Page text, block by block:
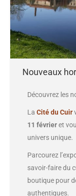
Nouveaux
Découvrez les
LaCité du Cuir
11 févrieret
univers unique.
Parcourez
savoir-faire du
boutique pour
authentiques.